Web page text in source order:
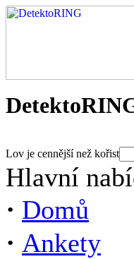
Lov je cennější než kořist
Hlavní
· Domů
· Ankety